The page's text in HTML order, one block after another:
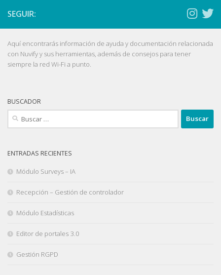
SEGUIR:
Aquí encontrarás información de ayuda y documentación relacionada
con Nuvify y sus herramientas, además de consejos para tener
siempre la red Wi-Fi a punto.
BUSCADOR
Buscar:
ENTRADAS RECIENTES
Módulo Surveys – IA
Recepción – Gestión de controlador
Módulo Estadísticas
Editor de portales 3.0
Gestión RGPD